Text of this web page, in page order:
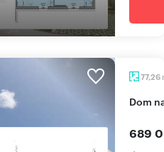
77,26
dom
689